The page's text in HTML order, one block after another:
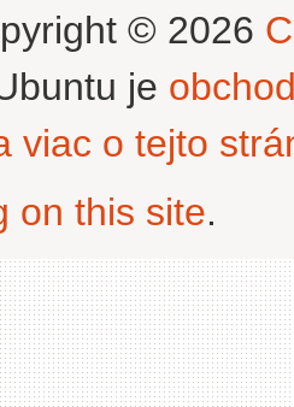
© 2026
je
viac o tejto
on this site.